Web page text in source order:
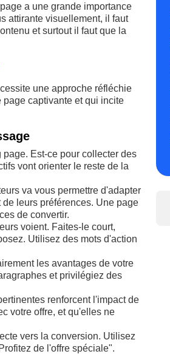
a une grande importance
attirante visuellement, il faut
et surtout il faut que la
une approche réfléchie
captivante et qui incite
Est-ce pour collecter des
vont orienter le reste de la
va vous permettre d'adapter
leurs préférences. Une page
de convertir.
voient. Faites-le court,
Utilisez des mots d'action
les avantages de votre
et privilégiez des
renforcent l'impact de
votre offre, et qu'elles ne
vers la conversion. Utilisez
de l'offre spéciale".